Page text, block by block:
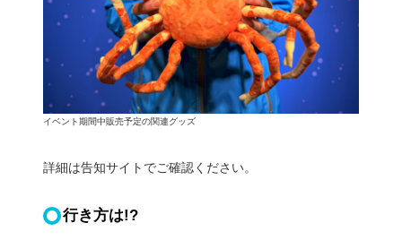
イベント期間中販売予定の関連グッズ
詳細は告知サイトでご確認ください。
行き方は!?